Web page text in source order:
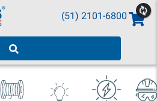
(51) 2101-6800